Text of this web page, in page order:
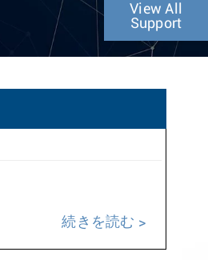
View All
Support
続きを読む